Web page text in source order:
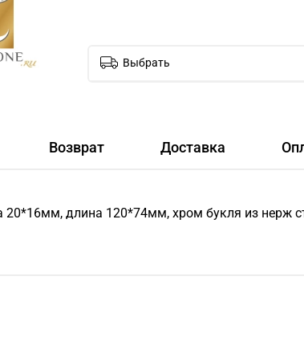
Выбрать
Возврат Доставка
20*16мм, длина 120*74мм, хром букля из нерж